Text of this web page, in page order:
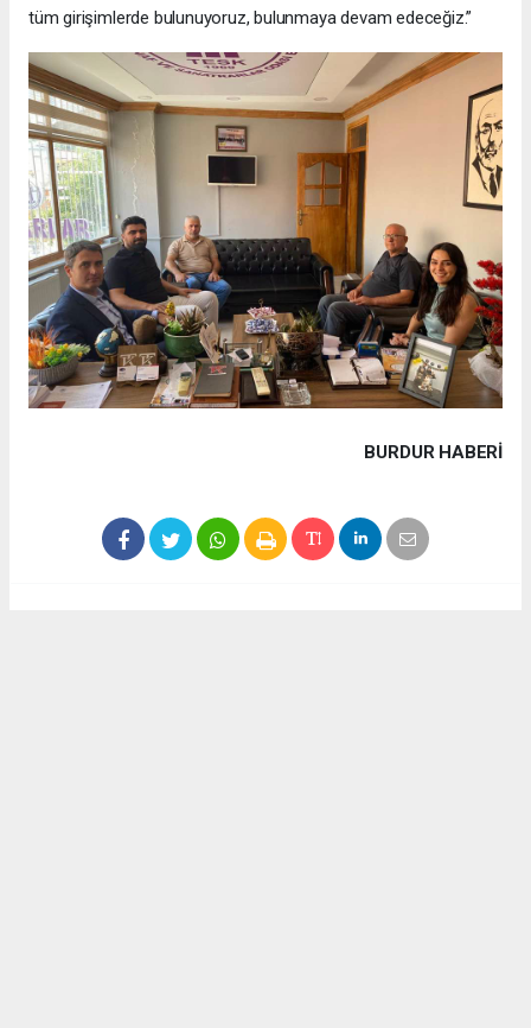
tüm girişimlerde bulunuyoruz, bulunmaya devam edeceğiz.”
BURDUR HABERİ